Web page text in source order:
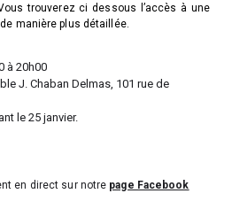
trouverez ci dessous l’accès à une
manière plus détaillée.
à 20h00
J. Chaban Delmas, 101 rue de
le 25 janvier.
en direct sur notre page Facebook